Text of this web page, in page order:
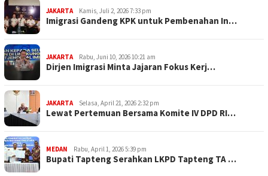
JAKARTA Kamis, Juli 2, 2026 7:33 pm
Imigrasi Gandeng KPK untuk Pembenahan In…
JAKARTA Rabu, Juni 10, 2026 10:21 am
Dirjen Imigrasi Minta Jajaran Fokus Kerj…
JAKARTA Selasa, April 21, 2026 2:32 pm
Lewat Pertemuan Bersama Komite IV DPD RI…
MEDAN Rabu, April 1, 2026 5:39 pm
Bupati Tapteng Serahkan LKPD Tapteng TA …